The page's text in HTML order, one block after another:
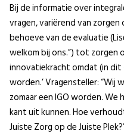
Bij de informatie over
vragen, variërend van
behoeve van de evaluatie
welkom bij ons.”) tot zorgen
innovatiekracht omdat (in dit
worden.’ Vragensteller: “Wij
zomaar een IGO worden.
kant uit kunnen. Hoe
Juiste Zorg op de Juiste